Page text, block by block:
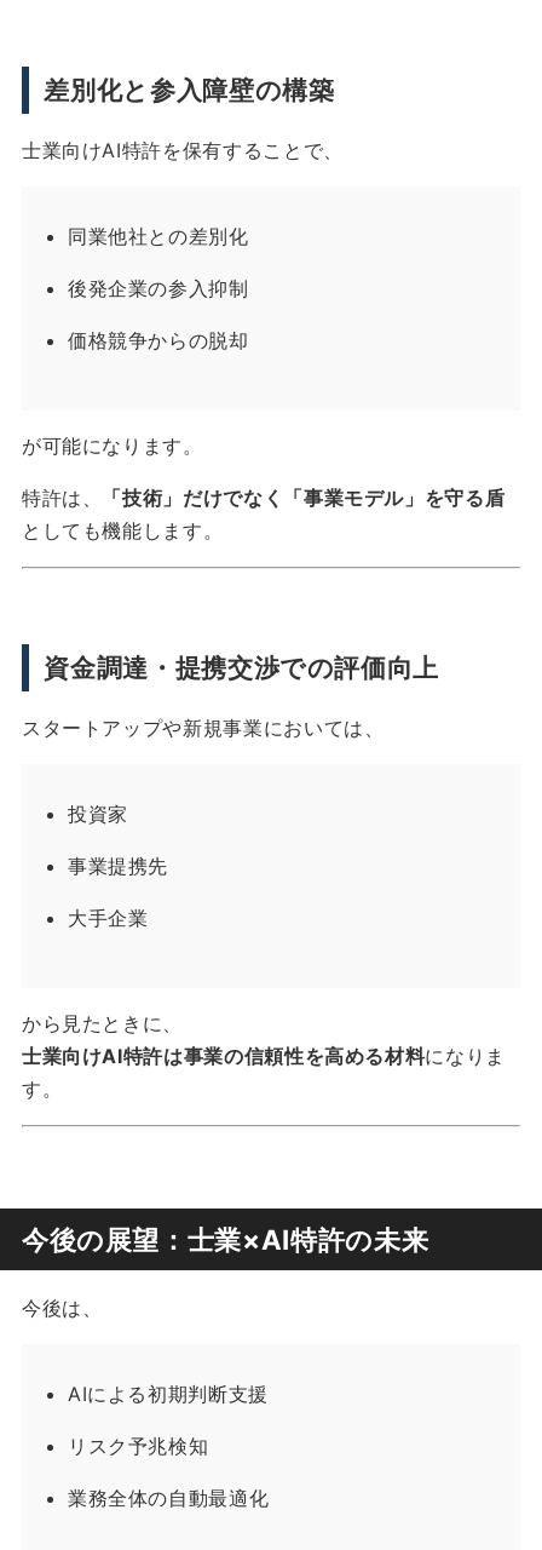
差別化と参入障壁の構築
士業向けAI特許を保有することで、
同業他社との差別化
後発企業の参入抑制
価格競争からの脱却
が可能になります。
特許は、
「技術」だけでなく「事業モデル」を守る盾
としても機能します。
資金調達・提携交渉での評価向上
スタートアップや新規事業においては、
投資家
事業提携先
大手企業
から見たときに、
士業向けAI特許は事業の信頼性を高める材料になりま
す。
今後の展望：士業×AI特許の未来
今後は、
AIによる初期判断支援
リスク予兆検知
業務全体の自動最適化